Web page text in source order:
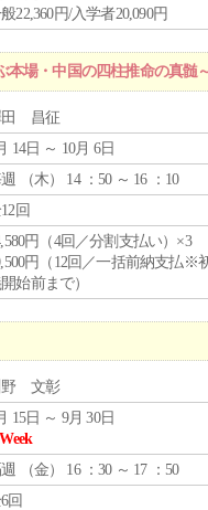
22,360円/入学者20,090円
場・中国の四柱推命の真髄
田 昌征
14日 ～ 10月 6日
（木） 14 ：50 ～ 16 ：10
回
円（4回／分割支払い）×3
円（12回／一括前納支払※
始前まで）
野 文彰
15日 ～ 9月 30日
（金） 16 ：30 ～ 17 ：50
回